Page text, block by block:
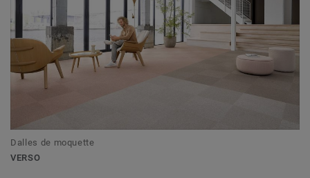
Dalles de moquette
VERSO